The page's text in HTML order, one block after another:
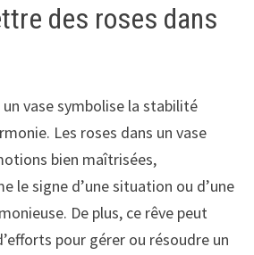
des roses dans
un vase symbolise la stabilité
Les roses dans un vase
bien maîtrisées,
le signe d’une situation ou d’une
De plus, ce rêve peut
pour gérer ou résoudre un